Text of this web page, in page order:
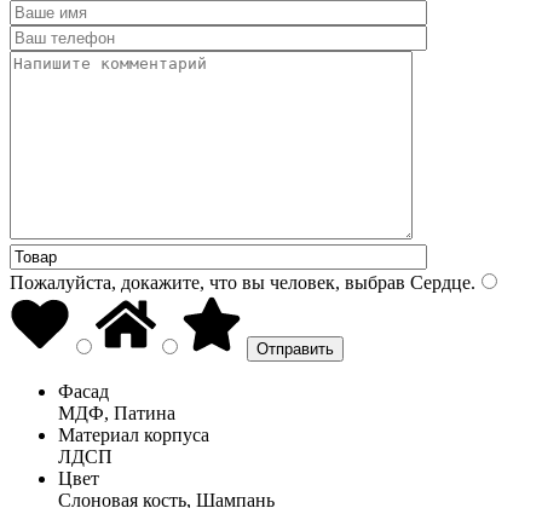
Пожалуйста, докажите, что вы человек, выбрав Сердце.
Фасад
МДФ, Патина
Материал корпуса
ЛДСП
Цвет
Слоновая кость, Шампань